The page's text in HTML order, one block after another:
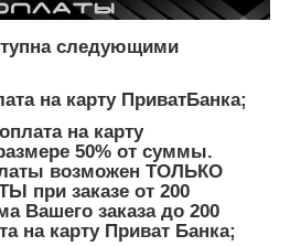
следующими
на карту ПриватБанка;
на карту
50% от суммы.
возможен ТОЛЬКО
при заказе от 200
Вашего заказа до 200
на карту Приват Банка;